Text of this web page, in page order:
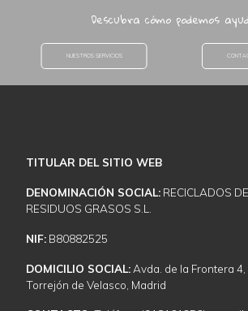
Descubra cómo podemos
NUESTROS SERVICIOS
TITULAR DEL SITIO WEB
DENOMINACIÓN SOCIAL:RECICLADOS DE
RESIDUOS GRASOS S.L.
NIF:B80882525
DOMICILIO SOCIAL:Avda. de la Frontera 4,
Torrejón de Velasco, Madrid